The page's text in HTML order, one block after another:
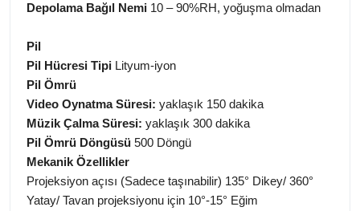
Depolama Bağıl Nemi 10 – 90%RH, yoğuşma olmadan
Pil
Pil Hücresi Tipi Lityum-iyon
Pil Ömrü
Video Oynatma Süresi: yaklaşık 150 dakika
Müzik Çalma Süresi: yaklaşık 300 dakika
Pil Ömrü Döngüsü 500 Döngü
Mekanik Özellikler
Projeksiyon açısı (Sadece taşınabilir) 135° Dikey/ 360°
Yatay/ Tavan projeksiyonu için 10°-15° Eğim